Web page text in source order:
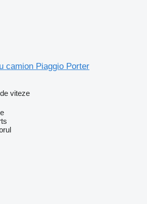
camion Piaggio Porter
viteze